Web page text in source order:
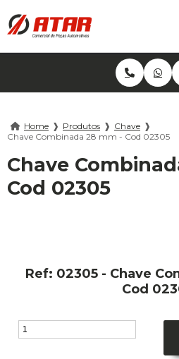
Home ❱ Produtos ❱ Chave ❱
Chave Combinada 28 mm - Cod 02305
Chave
Cod 02305
Ref: 02305 - Chave
Cod